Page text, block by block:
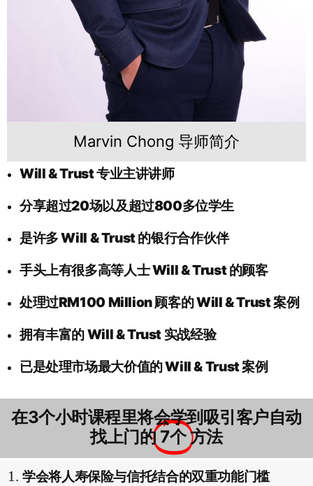
Marvin Chong 导师简介
Will & Trust 专业主讲讲师
分享超过20场以及超过800多位学生
是许多 Will & Trust 的银行合作伙伴
手头上有很多高等人士 Will & Trust 的顾客
处理过RM100 Million 顾客的 Will & Trust 案例
拥有丰富的 Will & Trust 实战经验
已是处理市场最大价值的 Will & Trust 案例
在3个小时课程里将会学到吸引客户自动
找上门的 7个方法
学会将人寿保险与信托结合的双重功能门槛